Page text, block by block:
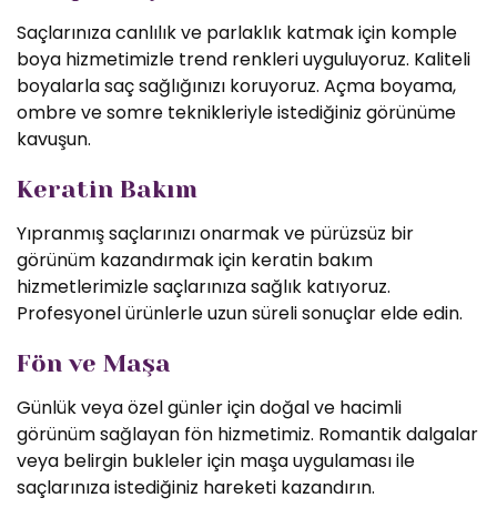
Saçlarınıza canlılık ve parlaklık katmak için komple
boya hizmetimizle trend renkleri uyguluyoruz. Kaliteli
boyalarla saç sağlığınızı koruyoruz. Açma boyama,
ombre ve somre teknikleriyle istediğiniz görünüme
kavuşun.
Keratin Bakım
Yıpranmış saçlarınızı onarmak ve pürüzsüz bir
görünüm kazandırmak için keratin bakım
hizmetlerimizle saçlarınıza sağlık katıyoruz.
Profesyonel ürünlerle uzun süreli sonuçlar elde edin.
Fön ve Maşa
Günlük veya özel günler için doğal ve hacimli
görünüm sağlayan fön hizmetimiz. Romantik dalgalar
veya belirgin bukleler için maşa uygulaması ile
saçlarınıza istediğiniz hareketi kazandırın.